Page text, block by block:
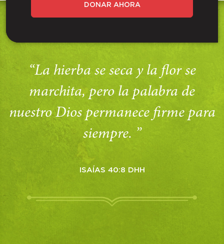
DONAR AHORA
“La hierba se seca y la flor se
marchita, pero la palabra de
nuestro Dios permanece firme para
siempre. ”
ISAÍAS 40:8 DHH